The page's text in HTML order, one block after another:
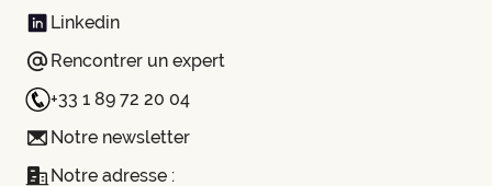
Linkedin
Rencontrer un expert
+33 1 89 72 20 04
Notre newsletter
Notre adresse :